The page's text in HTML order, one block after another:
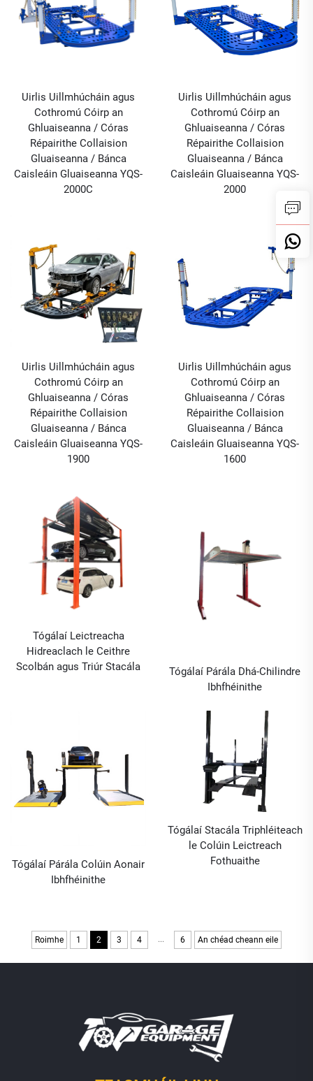
Uirlis Uillmhúcháin agus
Cothromú Cóirp an
Ghluaiseanna / Córas
Répairithe Collaision
Gluaiseanna / Bánca
Caisleáin Gluaiseanna YQS-
2000C
Uirlis Uillmhúcháin agus
Cothromú Cóirp an
Ghluaiseanna / Córas
Répairithe Collaision
Gluaiseanna / Bánca
Caisleáin Gluaiseanna YQS-
2000
Uirlis Uillmhúcháin agus
Cothromú Cóirp an
Ghluaiseanna / Córas
Répairithe Collaision
Gluaiseanna / Bánca
Caisleáin Gluaiseanna YQS-
1900
Uirlis Uillmhúcháin agus
Cothromú Cóirp an
Ghluaiseanna / Córas
Répairithe Collaision
Gluaiseanna / Bánca
Caisleáin Gluaiseanna YQS-
1600
Tógálaí Leictreacha
Hidreaclach le Ceithre
Scolbán agus Triúr Stacála
Tógálaí Párála Dhá-Chilindre
Ibhfhéinithe
Tógálaí Párála Colúin Aonair
Ibhfhéinithe
Tógálaí Stacála Triphléiteach
le Colúin Leictreach
Fothuaithe
Roimhe 1 2 3 4 ... 6 An chéad cheann eile